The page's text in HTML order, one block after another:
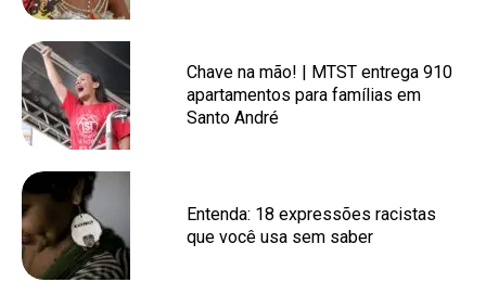
Chave na mão! | MTST entrega 910
apartamentos para famílias em
Santo André
Entenda: 18 expressões racistas
que você usa sem saber